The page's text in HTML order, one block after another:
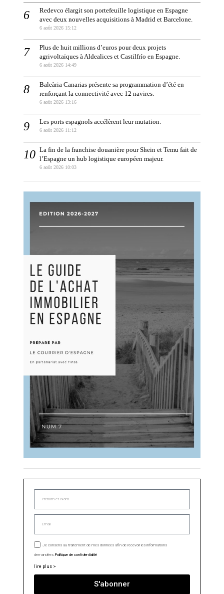
Redevco élargit son portefeuille logistique en Espagne
avec deux nouvelles acquisitions à Madrid et Barcelone.
6 août 2026 15:12
Plus de huit millions d’euros pour deux projets
agrivoltaïques à Aldealices et Castilfrío en Espagne.
6 août 2026 14:49
Baleària Canarias présente sa programmation d’été en
renforçant la connectivité avec 12 navires.
6 août 2026 13:16
Les ports espagnols accélèrent leur mutation.
6 août 2026 11:12
La fin de la franchise douanière pour Shein et Temu fait de
l’Espagne un hub logistique européen majeur.
6 août 2026 10:03
Je consens au traitement de mes données afin de recevoir les informations
demandées. Politique de confidentialité
lire plus >
S'abonner